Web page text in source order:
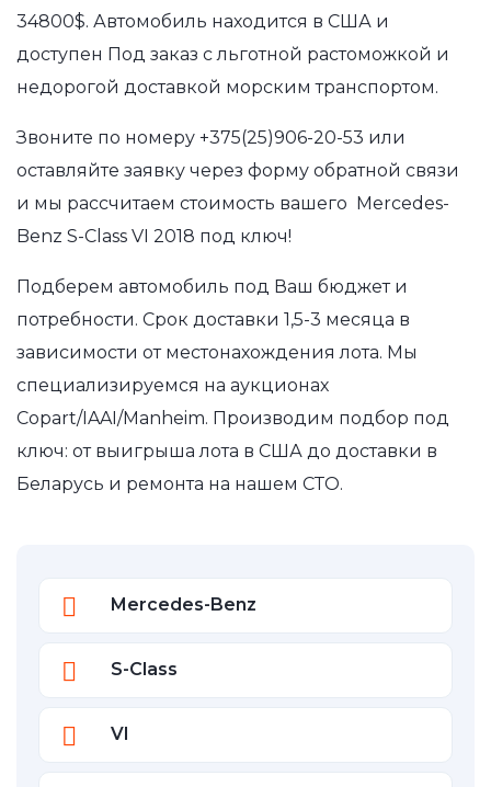
34800$. Автомобиль находится в США и
доступен Под заказ с льготной растоможкой и
недорогой доставкой морским транспортом.
Звоните по номеру +375(25)906-20-53 или
оставляйте заявку через форму обратной связи
и мы рассчитаем стоимость вашего Mercedes-
Benz S-Class VI 2018 под ключ!
Подберем автомобиль под Ваш бюджет и
потребности. Срок доставки 1,5-3 месяца в
зависимости от местонахождения лота. Мы
специализируемся на аукционах
Copart/IAAI/Manheim. Производим подбор под
ключ: от выигрыша лота в США до доставки в
Беларусь и ремонта на нашем СТО.
Mercedes-Benz
S-Class
VI